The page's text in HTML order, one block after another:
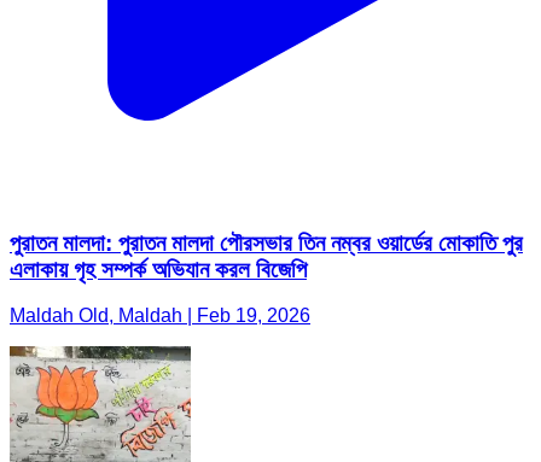
পুরাতন মালদা: পুরাতন মালদা পৌরসভার তিন নম্বর ওয়ার্ডের মোকাতি পুর
এলাকায় গৃহ সম্পর্ক অভিযান করল বিজেপি
Maldah Old, Maldah | Feb 19, 2026